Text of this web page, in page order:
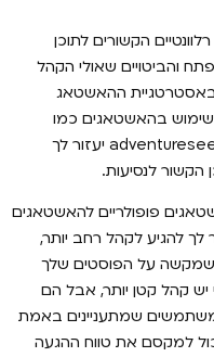
הקשורים לתוכן
והביטויים שאולי הקהל
ההאשטאג
בהאשטאגים כמו
#wanderlust, #travelgram או #adventureseeker יעזור לך
לנסיעות.
פופולריים להאשטאגים
לך להגיע לקהל רחב יותר,
שמקשה על הפוסטים שלך
קהל קטן יותר, אבל הם
משתמשים שמתעניינים באמת
למקסם את טווח ההגעה